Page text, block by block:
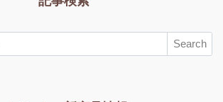
Search